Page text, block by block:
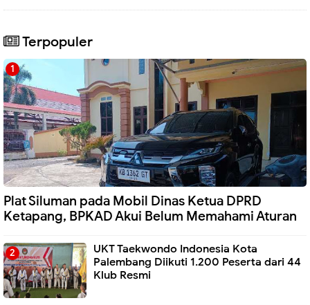
Terpopuler
Plat Siluman pada Mobil Dinas Ketua DPRD
Ketapang, BPKAD Akui Belum Memahami Aturan
UKT Taekwondo Indonesia Kota
Palembang Diikuti 1.200 Peserta dari 44
Klub Resmi